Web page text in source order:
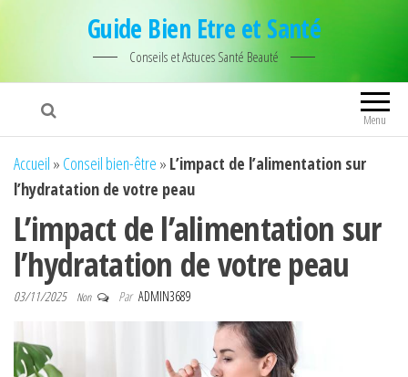
Guide Bien Etre et Santé
Conseils et Astuces Santé Beauté
Menu
Accueil » Conseil bien-être » L’impact de l’alimentation sur
l’hydratation de votre peau
L’impact de l’alimentation sur
l’hydratation de votre peau
03/11/2025 Non Par ADMIN3689